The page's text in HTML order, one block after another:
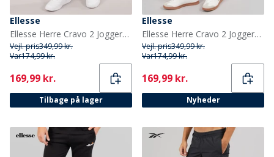
Ellesse
Ellesse Herre Cravo 2 Joggers Navy
Vejl. pris349,99 kr.
Var174,99 kr.
Current
169,99 kr.
Tilbage på lager
Ellesse
Ellesse Herre Cravo 2 Joggers Light Grey Marl
Vejl. pris349,99 kr.
Var174,99 kr.
Current
169,99 kr.
Nyheder